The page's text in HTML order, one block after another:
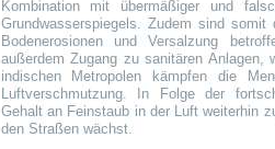
Kombination mit übermäßiger und
Grundwasserspiegels. Zudem sind
Bodenerosionen und Versalzung
außerdem Zugang zu sanitären
indischen Metropolen kämpfen die
Luftverschmutzung. In Folge der
Gehalt an Feinstaub in der Luft weiterhin
den Straßen wächst.